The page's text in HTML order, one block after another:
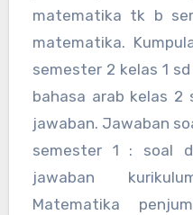
matematika tk b
matematika.
semester 2 kelas 1
bahasa arab kelas 2
jawaban. Jawaban
semester 1 : soal
jawaban
Matematika